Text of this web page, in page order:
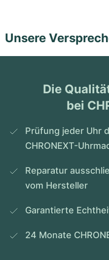
Unsere
Die
bei
Prüfung jeder Uhr
CHRONEXT-
Reparatur
vom Hersteller
Garantierte
24 Monate